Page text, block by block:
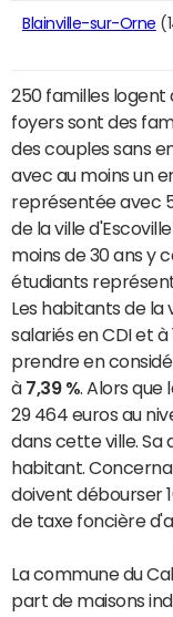
Blainville-sur-Orne
250 familles logent
foyers sont des
des couples sans
avec au moins un
représentée avec
de la ville
moins de 30 ans y
étudiants
Les habitants de la
salariés en CDI et à
prendre en
à 7,39 %. Alors que
29 464 euros au
dans cette ville. Sa
habitant.
doivent débourser
de taxe foncière
La commune du
part de maisons